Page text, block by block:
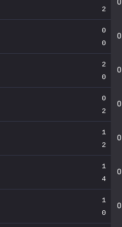
2
0
0
0
0
2
0
0
0
2
0
1
2
0
1
4
0
1
0
0